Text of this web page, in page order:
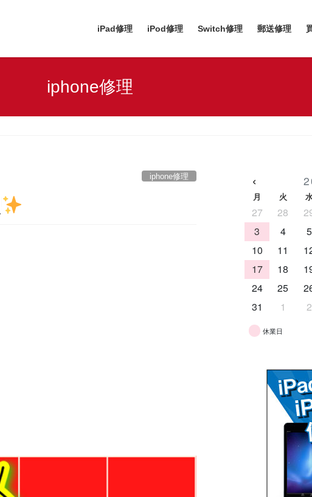
iPad修理 iPod修理 Switch修理 郵送修理
iphone修理
iphone修理 ‹
月 火
27 28
3
4 5
10
11
17
18
24
25
31
1 2
休業日